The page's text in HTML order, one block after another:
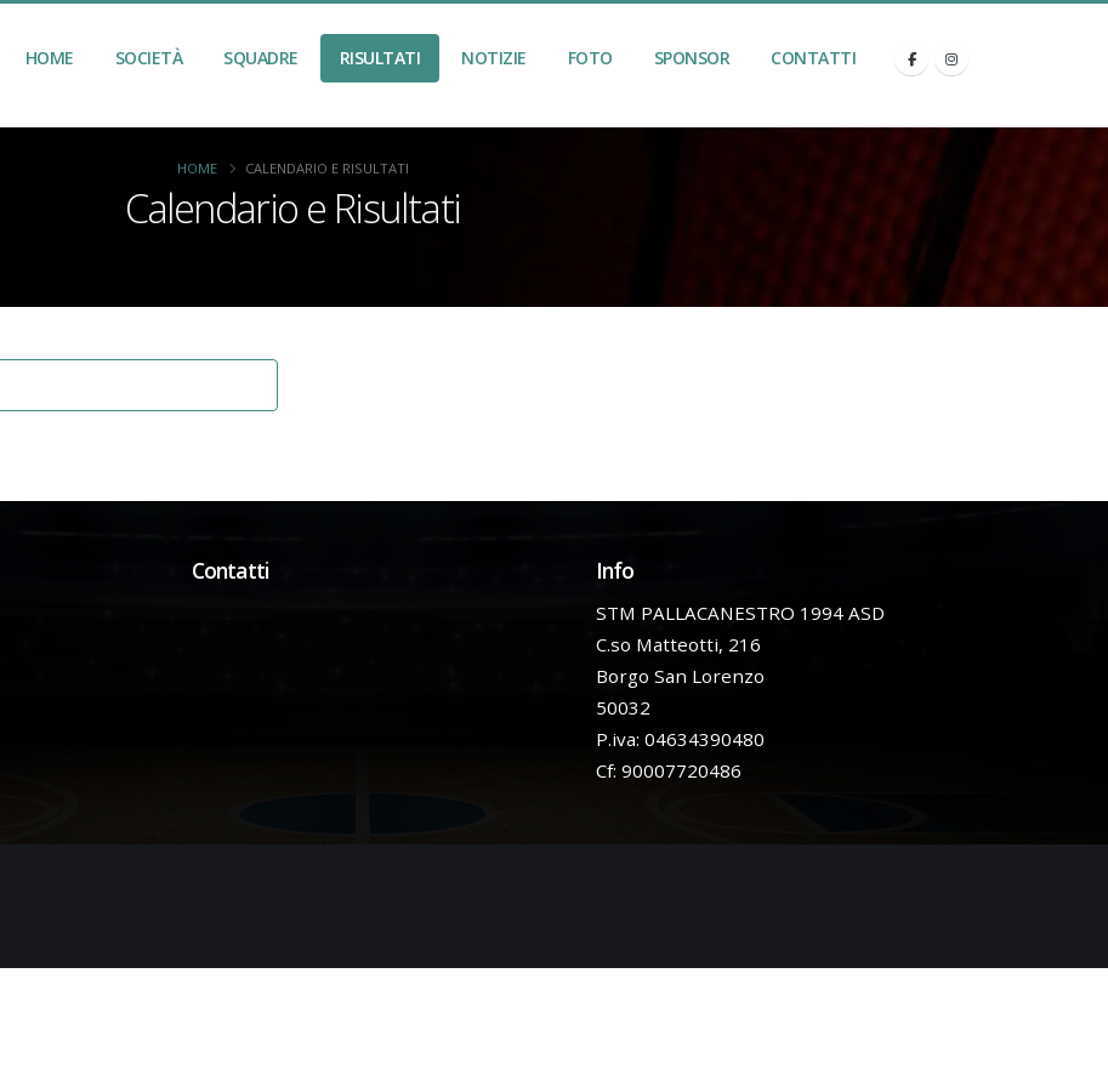
HOME SOCIETÀ SQUADRE RISULTATI NOTIZIE FOTO SPONSOR CONTATTI
Calendario e Risultati
HOME CALENDARIO E RISULTATI
Contatti Info
STM PALLACANESTRO 1994 ASD
C.so Matteotti, 216
Borgo San Lorenzo
50032
P.iva: 04634390480
Cf: 90007720486